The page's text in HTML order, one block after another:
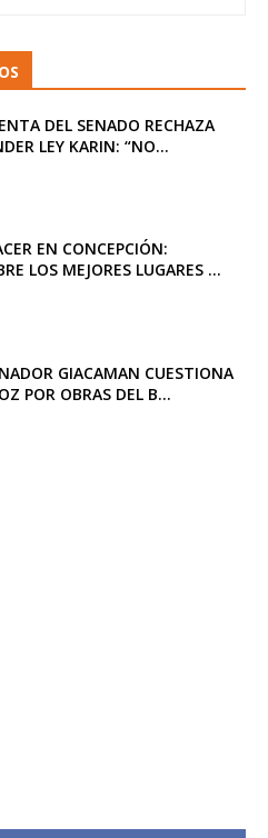
DEL SENADO RECHAZA
LEY KARIN: “NO...
EN CONCEPCIÓN:
LOS MEJORES LUGARES ...
GIACAMAN CUESTIONA
POR OBRAS DEL B...